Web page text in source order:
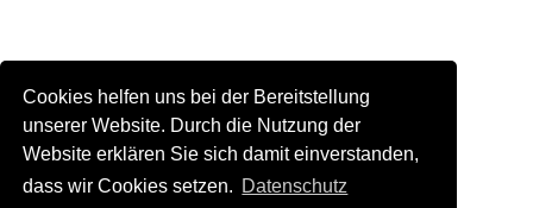
Cookies helfen uns bei der Bereitstellung
unserer Website. Durch die Nutzung der
Website erklären Sie sich damit einverstanden,
dass wir Cookies setzen. Datenschutz